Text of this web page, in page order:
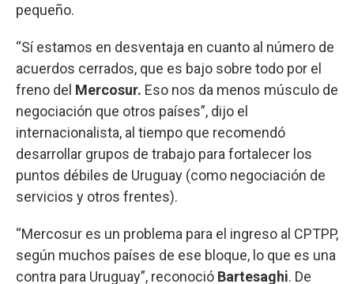
pequeño.
“Sí estamos en desventaja en cuanto al número de
acuerdos cerrados, que es bajo sobre todo por el
freno del Mercosur. Eso nos da menos músculo de
negociación que otros países”, dijo el
internacionalista, al tiempo que recomendó
desarrollar grupos de trabajo para fortalecer los
puntos débiles de Uruguay (como negociación de
servicios y otros frentes).
“Mercosur es un problema para el ingreso al CPTPP,
según muchos países de ese bloque, lo que es una
contra para Uruguay”, reconoció Bartesaghi. De